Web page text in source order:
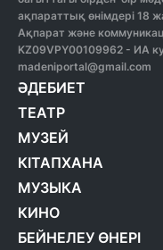
ақпараттық өнімдері 18
Ақпарат және
KZ09VPY00109962 - ИА
madeniportal@gmail.com
ӘДЕБИЕТ
ТЕАТР
МУЗЕЙ
КІТАПХАНА
МУЗЫКА
КИНО
БЕЙНЕЛЕУ ӨНЕРІ